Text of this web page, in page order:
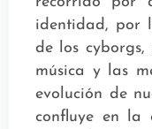
identidad, por
de los
música y las
evolución de
confluye en la